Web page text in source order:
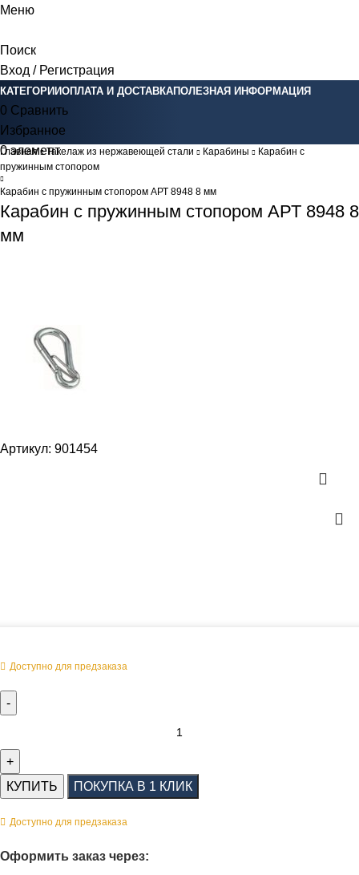
Меню
Поиск
Вход / Регистрация
КАТЕГОРИИОПЛАТА И ДОСТАВКАПОЛЕЗНАЯ ИНФОРМАЦИЯ
0 Сравнить
Избранное
0элемент 0Br
Главная Такелаж из нержавеющей стали Карабины
Карабин с
пружинным стопором
Карабин с пружинным стопором АРТ 8948 8 мм
Карабин с пружинным стопором АРТ 8948 8
мм
Артикул: 901454
Доступно для предзаказа
КУПИТЬ ПОКУПКА В 1 КЛИК
Доступно для предзаказа
Оформить заказ через: